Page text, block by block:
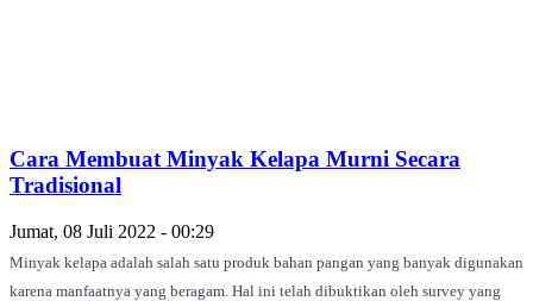
Cara Membuat Minyak Kelapa Murni Secara
Tradisional
Jumat, 08 Juli 2022 - 00:29
Minyak kelapa adalah salah satu produk bahan pangan yang banyak digunakan
karena manfaatnya yang beragam. Hal ini telah dibuktikan oleh survey yang